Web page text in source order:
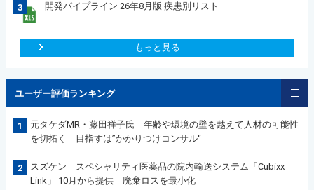
3 開発パイプライン 26年8月版 疾患別リスト
もっと見る
ユーザー評価ランキング
1
元タケダMR・藤田祥子氏 年齢や環境の壁を越えて人材の可能性
を切拓く 目指すは”かかりつけコンサル“
2
スズケン スペシャリティ医薬品の院内輸送システム「Cubixx
Link」 10月から提供 廃棄ロスを最小化